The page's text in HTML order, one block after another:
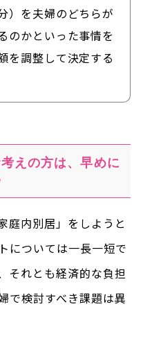
）を夫婦のどちらが
のかといった事情を
を調整して決定する
えの方は、早めに
庭内別居」をしようと
については一長一短で
それとも経済的な負担
で検討すべき課題は異